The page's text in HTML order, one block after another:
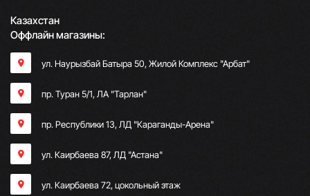
Казахстан
Оффлайн магазины:
ул. Наурызбай Батыра 50, Жилой Комплекс "Арбат"
пр. Туран 5/1, ЛА "Тарлан"
пр. Республики 13, ​ЛД "Караганды-Арена"
ул. Каирбаева 87, ЛД "Астана"
ул. Каирбаева 72, цокольный этаж